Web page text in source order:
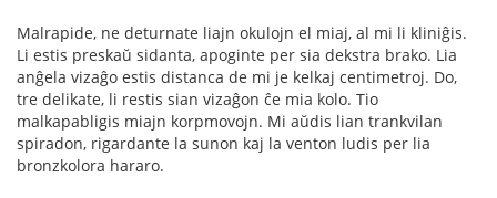
Malrapide, ne deturnate liajn okulojn el miaj, al mi li kliniĝis.
Li estis preskaŭ sidanta, apoginte per sia dekstra brako. Lia
anĝela vizaĝo estis distanca de mi je kelkaj centimetroj. Do,
tre delikate, li restis sian vizaĝon ĉe mia kolo. Tio
malkapabligis miajn korpmovojn. Mi aŭdis lian trankvilan
spiradon, rigardante la sunon kaj la venton ludis per lia
bronzkolora hararo.